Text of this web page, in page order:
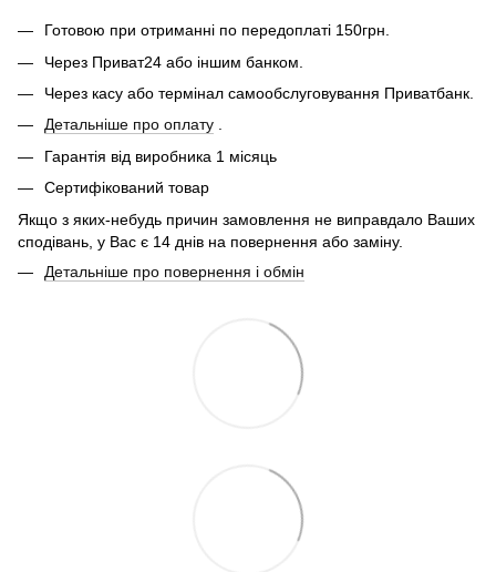
Готовою при отриманні по передоплаті 150грн.
Через Приват24 або іншим банком.
Через касу або термінал самообслуговування Приватбанк.
Детальніше про оплату .
Гарантія від виробника 1 місяць
Сертифікований товар
Якщо з яких-небудь причин замовлення не виправдало Ваших
сподівань, у Вас є 14 днів на повернення або заміну.
Детальніше про повернення і обмін